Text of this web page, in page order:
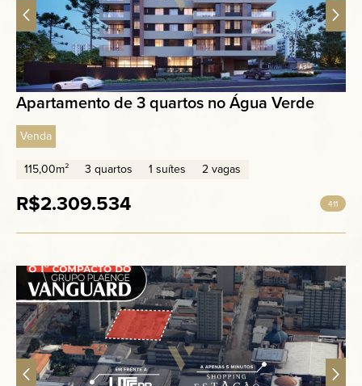
Apartamento de 3 quartos no Água Verde
Venda
115,00m²
3 quartos 1 suítes 2 vagas
R$2.309.534 411